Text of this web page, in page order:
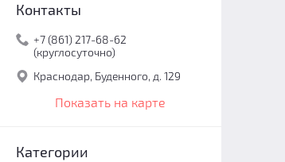
Контакты
+7 (861) 217-68-62
(круглосуточно)
Краснодар, Буденного, д. 129
Показать на карте
Категории